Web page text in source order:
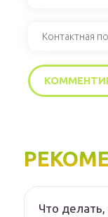
Что делать,